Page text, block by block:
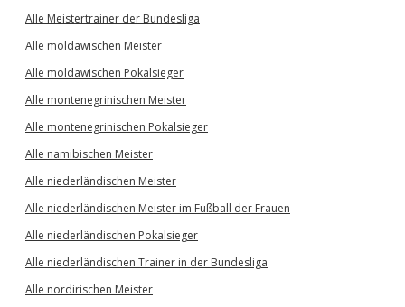
Alle Meistertrainer der Bundesliga
Alle moldawischen Meister
Alle moldawischen Pokalsieger
Alle montenegrinischen Meister
Alle montenegrinischen Pokalsieger
Alle namibischen Meister
Alle niederländischen Meister
Alle niederländischen Meister im Fußball der Frauen
Alle niederländischen Pokalsieger
Alle niederländischen Trainer in der Bundesliga
Alle nordirischen Meister